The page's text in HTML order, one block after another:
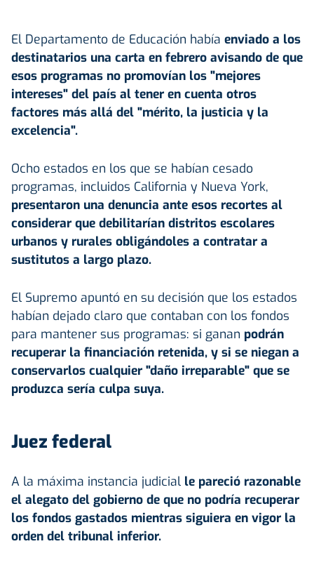
El Departamento de Educación había enviado a los
destinatarios una carta en febrero avisando de que
esos programas no promovían los "mejores
intereses" del país al tener en cuenta otros
factores más allá del "mérito, la justicia y la
excelencia".
Ocho estados en los que se habían cesado
programas, incluidos California y Nueva York,
presentaron una denuncia ante esos recortes al
considerar que debilitarían distritos escolares
urbanos y rurales obligándoles a contratar a
sustitutos a largo plazo.
El Supremo apuntó en su decisión que los estados
habían dejado claro que contaban con los fondos
para mantener sus programas: si ganan podrán
recuperar la financiación retenida, y si se niegan a
conservarlos cualquier "daño irreparable" que se
produzca sería culpa suya.
Juez federal
A la máxima instancia judicial le pareció razonable
el alegato del gobierno de que no podría recuperar
los fondos gastados mientras siguiera en vigor la
orden del tribunal inferior.